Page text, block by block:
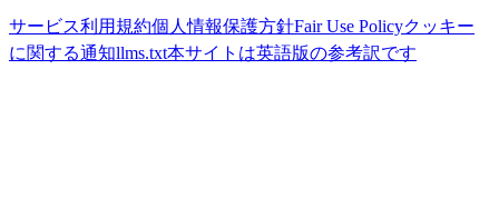
サービス利用規約個人情報保護方針Fair Use Policyクッキー
に関する通知llms.txt本サイトは英語版の参考訳です